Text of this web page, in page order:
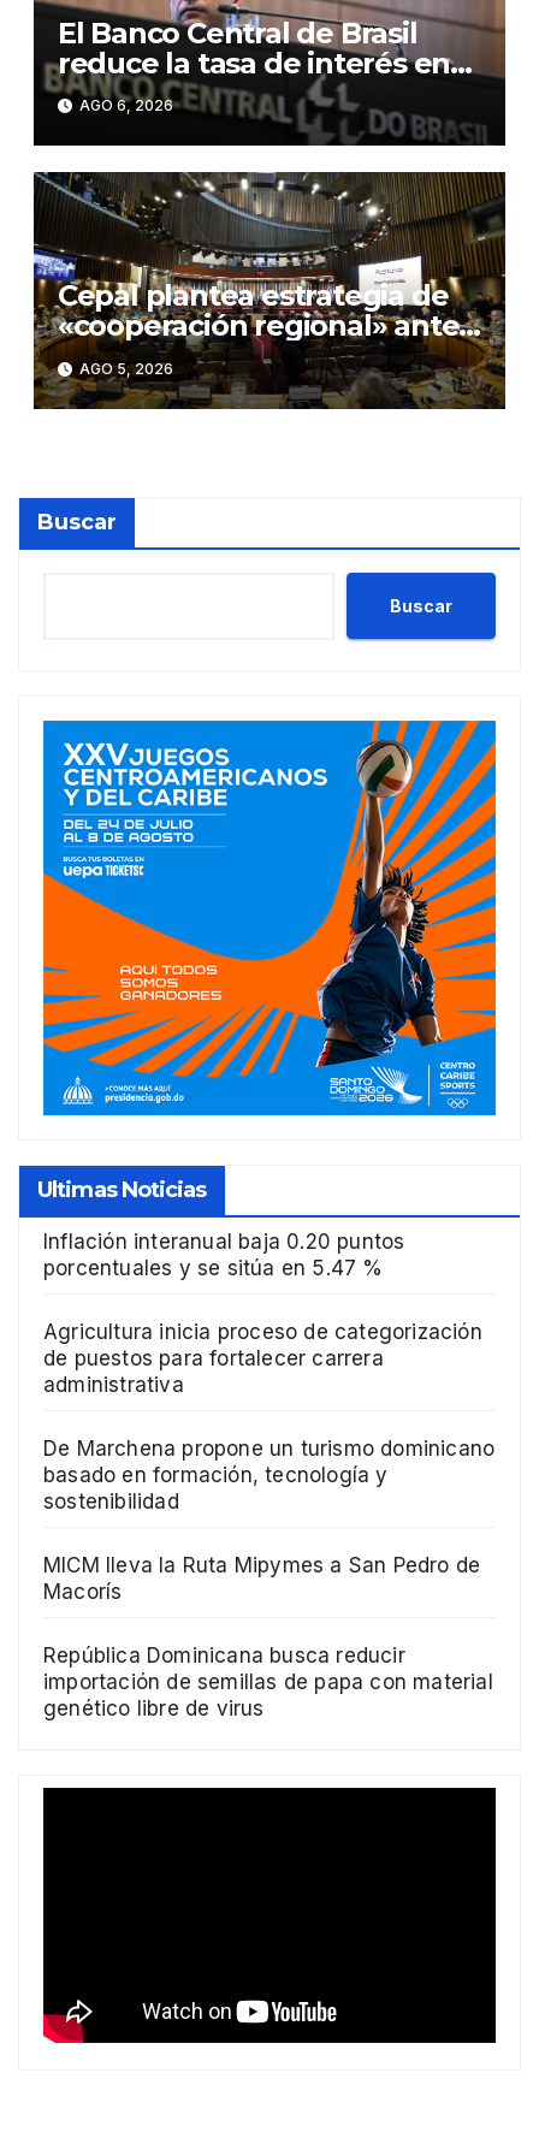
El Banco Central de Brasil
reduce la tasa de interés en
0,25 puntos, hasta el 14,0 %
anual
AGO 6, 2026
Cepal plantea estrategia de
«cooperación regional» ante
«rupturas» en geopolítica
global
AGO 5, 2026
Buscar
Buscar
Ultimas Noticias
Inflación interanual baja 0.20 puntos
porcentuales y se sitúa en 5.47 %
Agricultura inicia proceso de categorización
de puestos para fortalecer carrera
administrativa
De Marchena propone un turismo dominicano
basado en formación, tecnología y
sostenibilidad
MICM lleva la Ruta Mipymes a San Pedro de
Macorís
República Dominicana busca reducir
importación de semillas de papa con material
genético libre de virus